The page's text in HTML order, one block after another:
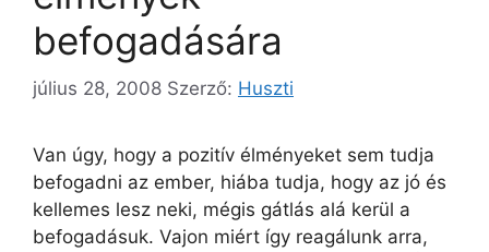
befogadására
július 28, 2008 Szerző: Huszti
Van úgy, hogy a pozitív élményeket sem tudja
befogadni az ember, hiába tudja, hogy az jó és
kellemes lesz neki, mégis gátlás alá kerül a
befogadásuk. Vajon miért így reagálunk arra,